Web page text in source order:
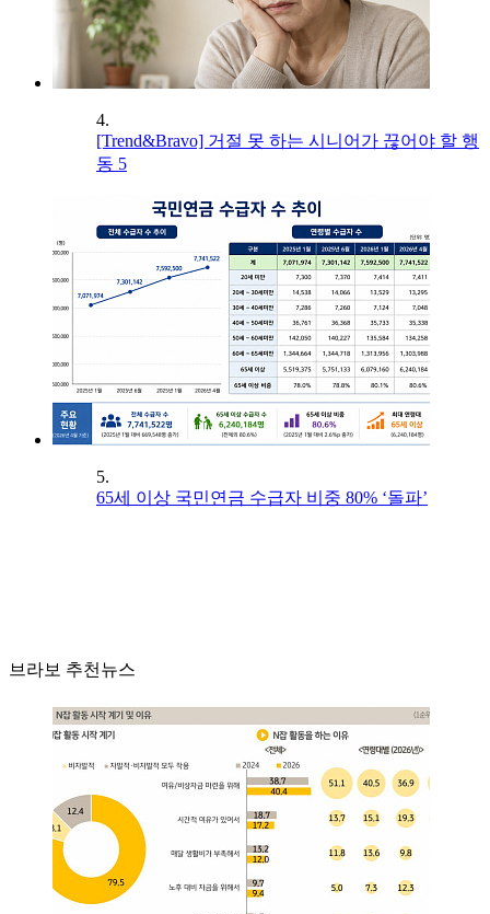
4.
[Trend&Bravo] 거절 못 하는 시니어가 끊어야 할 행
동 5
5.
65세 이상 국민연금 수급자 비중 80% ‘돌파’
브라보 추천뉴스